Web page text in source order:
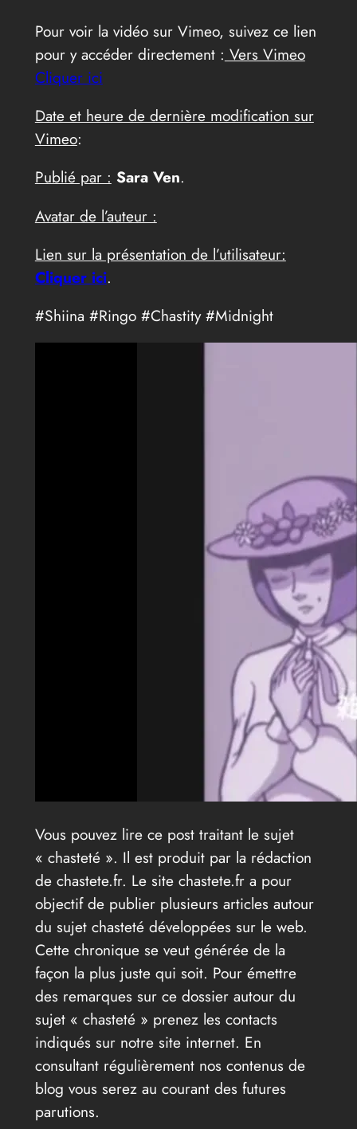
Pour voir la vidéo sur Vimeo, suivez ce lien
pour y accéder directement : Vers Vimeo
Cliquer ici
Date et heure de dernière modification sur
Vimeo:
Publié par : Sara Ven.
Avatar de l’auteur :
Lien sur la présentation de l’utilisateur:
Cliquer ici.
#Shiina #Ringo #Chastity #Midnight
Vous pouvez lire ce post traitant le sujet
« chasteté ». Il est produit par la rédaction
de chastete.fr. Le site chastete.fr a pour
objectif de publier plusieurs articles autour
du sujet chasteté développées sur le web.
Cette chronique se veut générée de la
façon la plus juste qui soit. Pour émettre
des remarques sur ce dossier autour du
sujet « chasteté » prenez les contacts
indiqués sur notre site internet. En
consultant régulièrement nos contenus de
blog vous serez au courant des futures
parutions.